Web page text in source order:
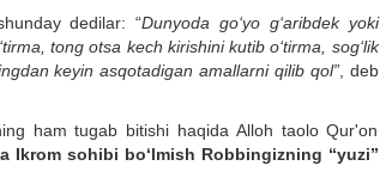
dedilar: “Dunyoda go‘yo g‘aribdek yoki
tong otsa kech kirishini kutib o‘tirma, sog‘lik
keyin asqotadigan amallarni qilib qol”, deb
ham tugab bitishi haqida Alloh taolo Qur'on
Ikrom sohibi bo‘lmish Robbingizning “yuzi”